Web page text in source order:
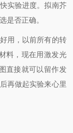
实验进度。拟南芥
是否正确。
用，以前所有的转
料，现在用激发光
直接就可以留作发
再做起实验来心里